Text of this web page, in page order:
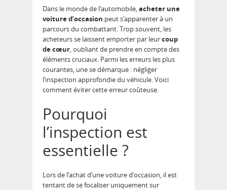
Dans le monde de l’automobile,acheter une
voiture d’occasion peut s’apparenter à un
parcours du combattant. Trop souvent, les
acheteurs se laissent emporter par leurcoup
de cœur, oubliant de prendre en compte des
éléments cruciaux. Parmi les erreurs les plus
courantes, une se démarque : négliger
l’inspection approfondie du véhicule. Voici
comment éviter cette erreur coûteuse.
Pourquoi
l’inspection est
essentielle ?
Lors de l’achat d’une voiture d’occasion, il est
tentant de se focaliser uniquement sur